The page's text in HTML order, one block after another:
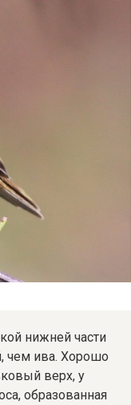
нижней части
чем ива. Хорошо
верх, у
образованная